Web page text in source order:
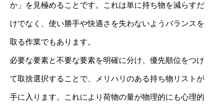
か」を見極めることです。これは単に持ち物を減らすだ
けでなく、使い勝手や快適さを失わないようバランスを
取る作業でもあります。
必要な要素と不要な要素を明確に分け、優先順位をつけ
て取捨選択することで、メリハリのある持ち物リストが
手に入ります。これにより荷物の量が物理的にも心理的